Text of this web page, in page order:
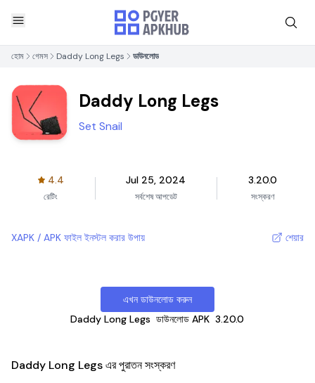
হোম গেমস Daddy Long Legs ডাউনলোড
Daddy Long Legs
Set Snail
4.4
রেটিং
Jul 25, 2024
সর্বশেষ আপডেট
3.20.0
সংস্করণ
XAPK / APK ফাইল ইনস্টল করার উপায় শেয়ার
এখন ডাউনলোড করুন
Daddy Long Legs ডাউনলোড APK 3.20.0
Daddy Long Legs এর পুরাতন সংস্করণ